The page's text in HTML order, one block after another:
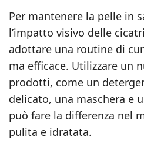
Per mantenere la pelle in
l’impatto visivo delle
adottare una routine di
ma efficace. Utilizzare un
prodotti, come un
delicato, una maschera e
può fare la differenza nel
pulita e idratata.